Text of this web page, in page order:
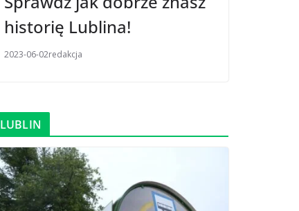
historię Lublina!
2023-06-02redakcja
LUBLIN